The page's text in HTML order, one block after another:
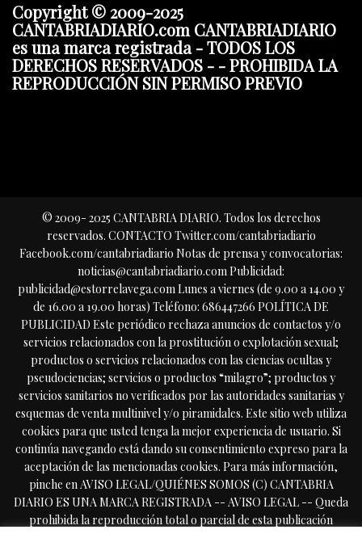
Copyright © 2009-2025
CANTABRIADIARIO.com CANTABRIADIARIO
es una marca registrada - TODOS LOS
DERECHOS RESERVADOS - - PROHIBIDA LA
REPRODUCCIÓN SIN PERMISO PREVIO
© 2009- 2025 CANTABRIA DIARIO. Todos los derechos
reservados. CONTACTO Twitter.com/cantabriadiario
Facebook.com/cantabriadiario Notas de prensa y convocatorias:
noticias@cantabriadiario.com Publicidad:
publicidad@estorrelavega.com Lunes a viernes (de 9.00 a 14.00 y
de 16.00 a 19.00 horas) Teléfono: 686447266 POLÍTICA DE
PUBLICIDAD Este periódico rechaza anuncios de contactos y/o
servicios relacionados con la prostitución o explotación sexual;
productos o servicios relacionados con las ciencias ocultas y
pseudociencias; servicios o productos “milagro”; productos y
servicios sanitarios no verificados por las autoridades sanitarias y
esquemas de venta multinivel y/o piramidales. Este sitio web utiliza
cookies para que usted tenga la mejor experiencia de usuario. Si
continúa navegando está dando su consentimiento expreso para la
aceptación de las mencionadas cookies. Para más información,
pinche en AVISO LEGAL/QUIÉNES SOMOS (C) CANTABRIA
DIARIO ES UNA MARCA REGISTRADA -- AVISO LEGAL -- Queda
prohibida la reproducción total o parcial de esta publicación